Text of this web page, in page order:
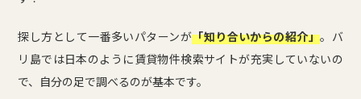
探し方として一番多いパターンが「知り合いからの紹介」。バ
リ島では日本のように賃貸物件検索サイトが充実していないの
で、自分の足で調べるのが基本です。